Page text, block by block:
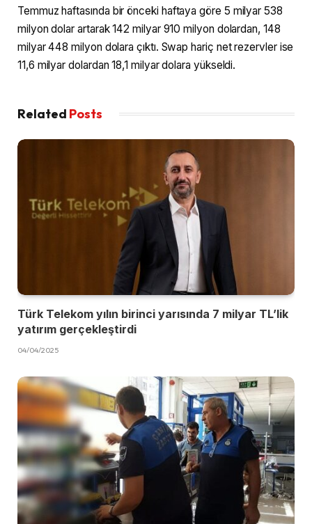
Temmuz haftasında bir önceki haftaya göre 5 milyar 538
milyon dolar artarak 142 milyar 910 milyon dolardan, 148
milyar 448 milyon dolara çıktı. Swap hariç net rezervler ise
11,6 milyar dolardan 18,1 milyar dolara yükseldi.
Related Posts
Türk Telekom yılın birinci yarısında 7 milyar TL’lik
yatırım gerçekleştirdi
04/04/2025